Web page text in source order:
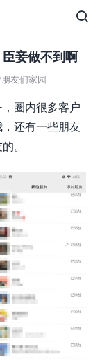
妾做不到啊
朋友们家园
圈内很多客户
还有一些朋友
。